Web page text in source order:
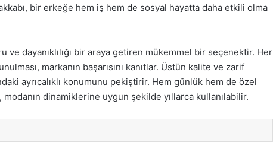
bir erkeğe hem iş hem de sosyal hayatta daha etkili olma
ve dayanıklılığı bir araya getiren mükemmel bir seçenektir. Her
markanın başarısını kanıtlar. Üstün kalite ve zarif
ayrıcalıklı konumunu pekiştirir. Hem günlük hem de özel
dinamiklerine uygun şekilde yıllarca kullanılabilir.